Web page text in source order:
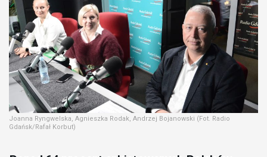
Joanna Ryngwelska, Agnieszka Rodak, Andrzej Bojanowski (Fot. Radio
Gdańsk/Rafał Korbut)